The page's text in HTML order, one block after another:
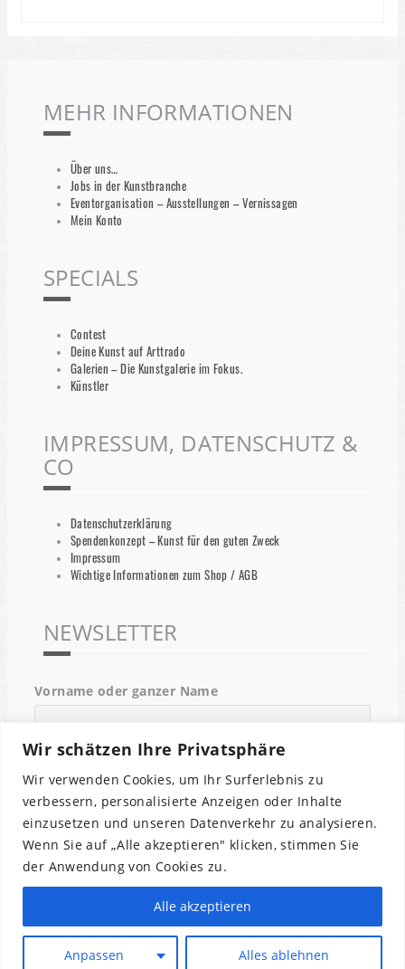
Wir schätzen Ihre Privatsphäre
Wir verwenden Cookies, um Ihr Surferlebnis zu
verbessern, personalisierte Anzeigen oder Inhalte
einzusetzen und unseren Datenverkehr zu analysieren.
Wenn Sie auf „Alle akzeptieren" klicken, stimmen Sie
der Anwendung von Cookies zu.
Anpassen Alles ablehnen
Alle akzeptieren
MEHR INFORMATIONEN
Über uns…
Jobs in der Kunstbranche
Eventorganisation – Ausstellungen – Vernissagen
Mein Konto
SPECIALS
Contest
Deine Kunst auf Arttrado
Galerien – Die Kunstgalerie im Fokus.
Künstler
IMPRESSUM, DATENSCHUTZ &
CO
Datenschutzerklärung
Spendenkonzept – Kunst für den guten Zweck
Impressum
Wichtige Informationen zum Shop / AGB
NEWSLETTER
Vorname oder ganzer Name
Email
Indem Du fortfährst, akzeptierst Du unsere
Datenschutzerklärung.